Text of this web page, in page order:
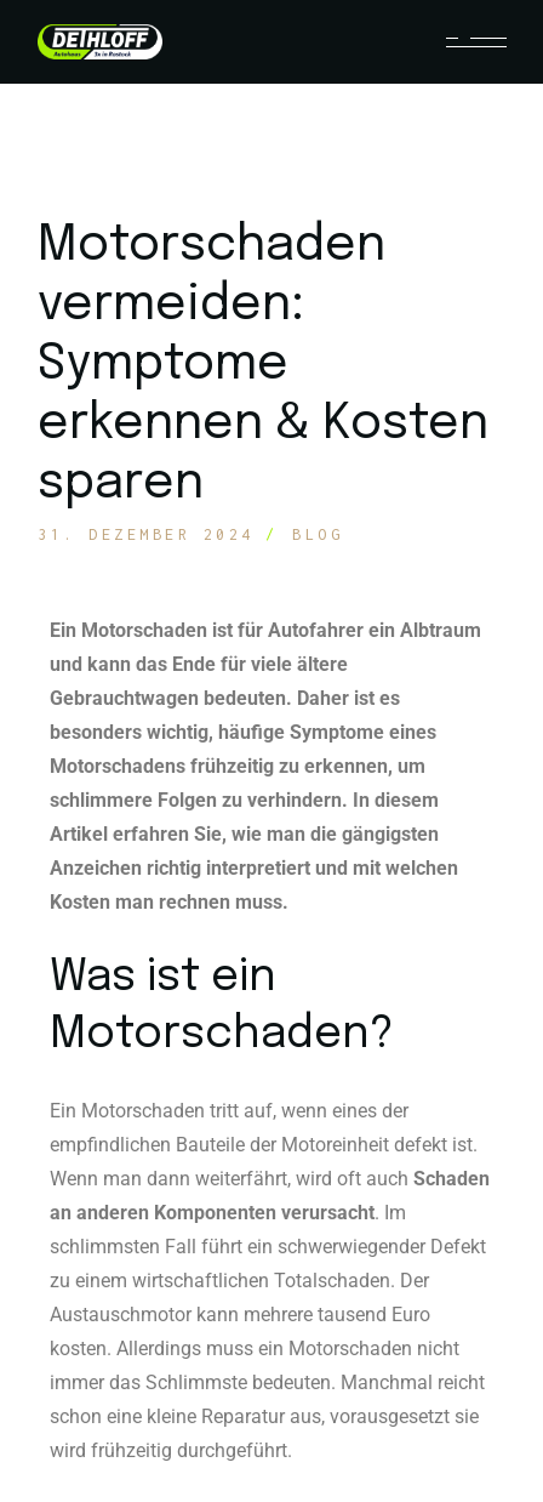
Motorschaden
vermeiden:
Symptome
erkennen & Kosten
sparen
31. DEZEMBER 2024 BLOG
Ein Motorschaden ist für Autofahrer ein Albtraum
und kann das Ende für viele ältere
Gebrauchtwagen bedeuten. Daher ist es
besonders wichtig, häufige Symptome eines
Motorschadens frühzeitig zu erkennen, um
schlimmere Folgen zu verhindern. In diesem
Artikel erfahren Sie, wie man die gängigsten
Anzeichen richtig interpretiert und mit welchen
Kosten man rechnen muss.
Was ist ein
Motorschaden?
Ein Motorschaden tritt auf, wenn eines der
empfindlichen Bauteile der Motoreinheit defekt ist.
Wenn man dann weiterfährt, wird oft auchSchaden
an anderen Komponenten verursacht. Im
schlimmsten Fall führt ein schwerwiegender Defekt
zu einem wirtschaftlichen Totalschaden. Der
Austauschmotor kann mehrere tausend Euro
kosten. Allerdings muss ein Motorschaden nicht
immer das Schlimmste bedeuten. Manchmal reicht
schon eine kleine Reparatur aus, vorausgesetzt sie
wird frühzeitig durchgeführt.